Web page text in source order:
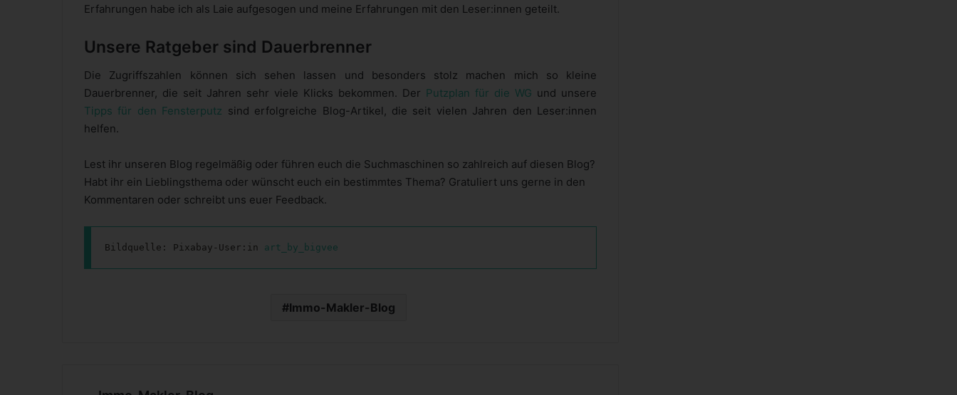
Erfahrungen habe ich als Laie aufgesogen und meine Erfahrungen mit den Leser:innen geteilt.
Unsere Ratgeber sind Dauerbrenner
Die Zugriffszahlen können sich sehen lassen und besonders stolz machen mich so kleine
Dauerbrenner, die seit Jahren sehr viele Klicks bekommen. Der Putzplan für die WG und unsere
Tipps für den Fensterputz sind erfolgreiche Blog-Artikel, die seit vielen Jahren den Leser:innen
helfen.
Lest ihr unseren Blog regelmäßig oder führen euch die Suchmaschinen so zahlreich auf diesen Blog?
Habt ihr ein Lieblingsthema oder wünscht euch ein bestimmtes Thema? Gratuliert uns gerne in den
Kommentaren oder schreibt uns euer Feedback.
Bildquelle: Pixabay-User:in art_by_bigvee
Immo-Makler-Blog